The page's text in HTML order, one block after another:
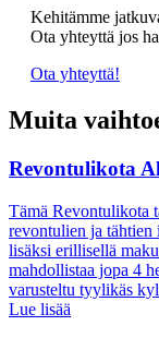
Kehitämme
Ota yhteyttä jos
Ota yhteyttä!
Muita
Revontulikota
Tämä Revontulikota
revontulien ja
lisäksi erillisellä
mahdollistaa jopa 4
varusteltu tyylikäs
Lue lisää